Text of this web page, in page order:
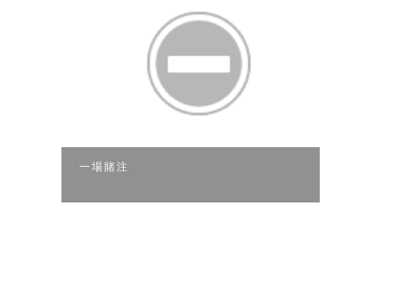
一場賭注